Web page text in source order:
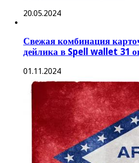
20.05.2024
Свежая комбинация
дейлика в Spell wallet 31
01.11.2024